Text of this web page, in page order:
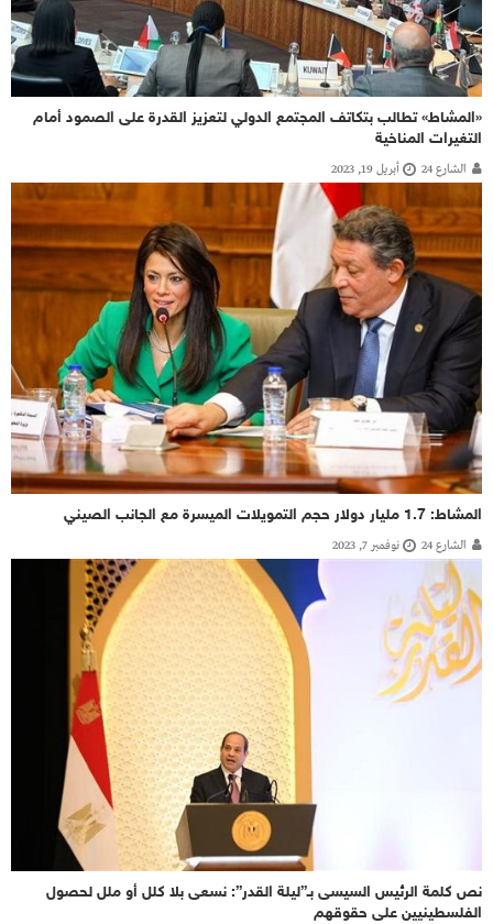
«المشاط» تطالب بتكاتف المجتمع الدولي لتعزيز القدرة على الصمود أمام
التغيرات المناخية
الشارع 24 أبريل 19, 2023
المشاط: 1.7 مليار دولار حجم التمويلات الميسرة مع الجانب الصيني
الشارع 24 نوفمبر 7, 2023
نص كلمة الرئيس السيسى بـ”ليلة القدر”: نسعى بلا كلل أو ملل لحصول
الفلسطينيين على حقوقهم